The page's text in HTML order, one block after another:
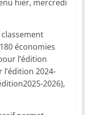
hier, mercredi
économies
l’édition
l’édition 2024-
2026),